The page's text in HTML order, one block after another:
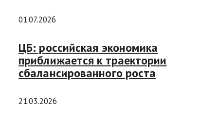
01.07.2026
ЦБ: российская экономика
приближается к траектории
сбалансированного роста
21.03.2026